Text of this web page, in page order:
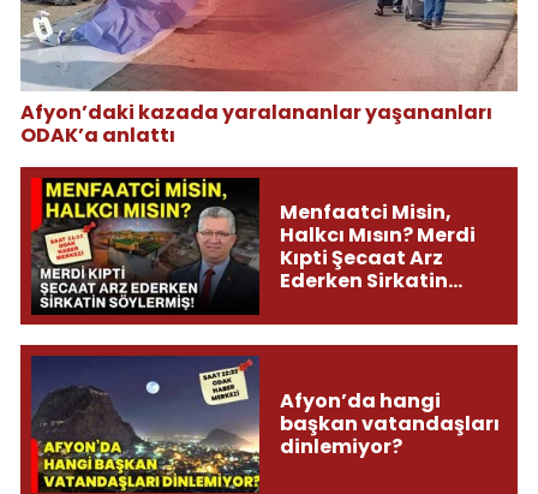
Afyon’daki kazada yaralananlar yaşananları
ODAK’a anlattı
Menfaatci Misin,
Halkcı Mısın? Merdi
Kıpti Şecaat Arz
Ederken Sirkatin
Afyon’da hangi
başkan vatandaşları
dinlemiyor?